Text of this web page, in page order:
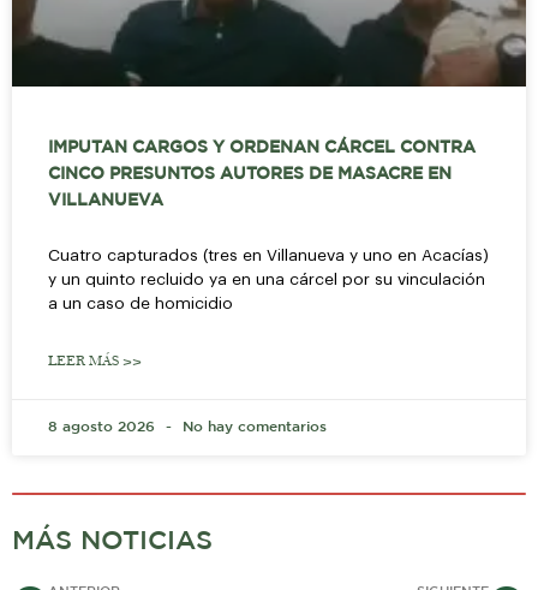
IMPUTAN CARGOS Y ORDENAN CÁRCEL CONTRA
CINCO PRESUNTOS AUTORES DE MASACRE EN
VILLANUEVA
Cuatro capturados (tres en Villanueva y uno en Acacías)
y un quinto recluido ya en una cárcel por su vinculación
a un caso de homicidio
LEER MÁS >>
8 agosto 2026 No hay comentarios
MÁS NOTICIAS